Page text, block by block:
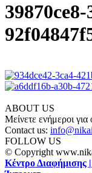
ABOUT US
Μείνετε ενήμεροι
Contact us:
FOLLOW US
© Copyright
Κέντρο Διαφήμισης